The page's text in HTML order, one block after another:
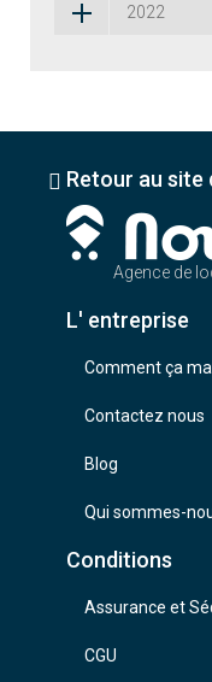
2022
Retour au site
Agence de
L' entreprise
Comment ça
Contactez nous
Blog
Qui sommes-
Conditions
Assurance et
CGU